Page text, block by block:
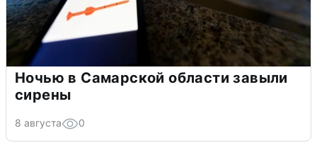
Ночью в Самарской области завыли
сирены
8 августа 0